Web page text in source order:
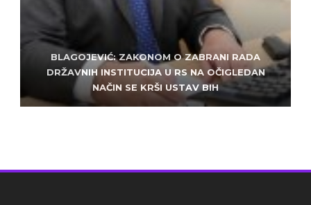
BLAGOJEVIĆ: ZAKONOM O ZABRANI RADA
DRŽAVNIH INSTITUCIJA U RS NA OČIGLEDAN
NAČIN SE KRŠI USTAV BIH
ZLATKO MILETIĆ: DODIK NEMA KUD OD
KRIMINALA, LJUDE IZ REPUBLIEK SRPSKE VUČE U
HAOS
SARAJEVO: ALEM MUDŽELET – ČOVJEK OD
POVJERENJA